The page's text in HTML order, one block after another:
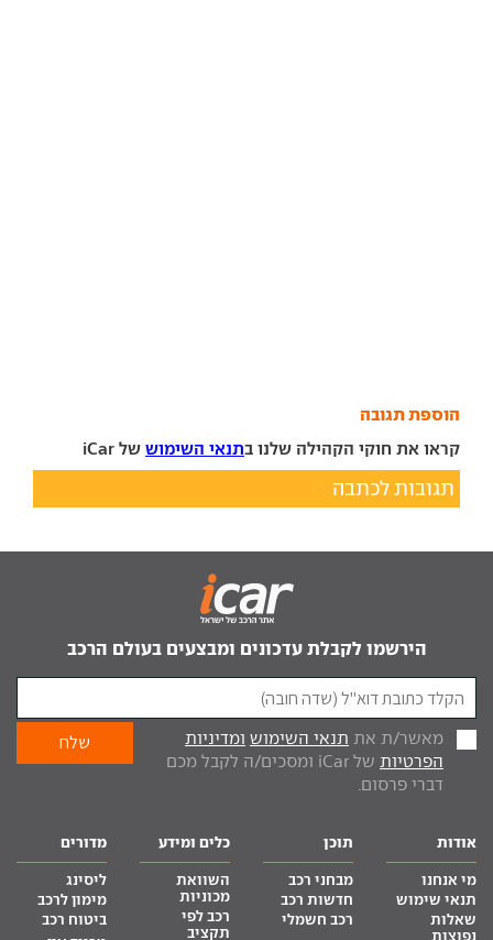
הוספת תגובה
קראו את חוקי הקהילה שלנו בתנאי השימוש של iCar
תגובות לכתבה
הירשמו לקבלת עדכונים ומבצעים בעולם הרכב
מאשר/ת את תנאי השימוש ומדיניות
הפרטיות
של iCar ומסכים/ה לקבל מכם
דברי פרסום.
אודות
מי אנחנו
תנאי שימוש
שאלות
נפוצות
תוכן
מבחני רכב
חדשות רכב
רכב חשמלי
כלים ומידע
השוואת
מכוניות
רכב לפי
תקציב
מדורים
ליסינג
מימון לרכב
ביטוח רכב